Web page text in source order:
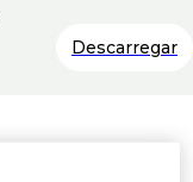
Descarregar